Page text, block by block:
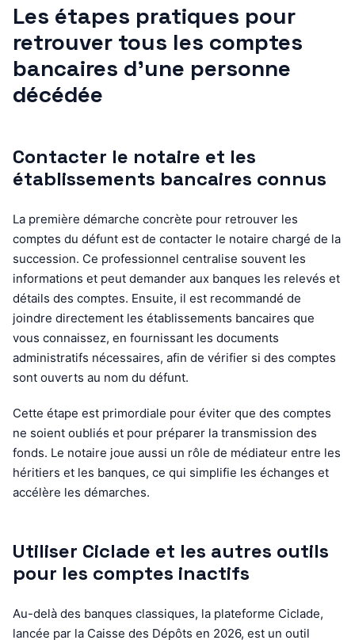
Les étapes pratiques pour
retrouver tous les comptes
bancaires d’une personne
décédée
Contacter le notaire et les
établissements bancaires connus
La première démarche concrète pour retrouver les
comptes du défunt est de contacter le notaire chargé de la
succession. Ce professionnel centralise souvent les
informations et peut demander aux banques les relevés et
détails des comptes. Ensuite, il est recommandé de
joindre directement les établissements bancaires que
vous connaissez, en fournissant les documents
administratifs nécessaires, afin de vérifier si des comptes
sont ouverts au nom du défunt.
Cette étape est primordiale pour éviter que des comptes
ne soient oubliés et pour préparer la transmission des
fonds. Le notaire joue aussi un rôle de médiateur entre les
héritiers et les banques, ce qui simplifie les échanges et
accélère les démarches.
Utiliser Ciclade et les autres outils
pour les comptes inactifs
Au-delà des banques classiques, la plateforme Ciclade,
lancée par la Caisse des Dépôts en 2026, est un outil